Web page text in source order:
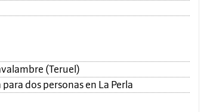
(Teruel)
dos personas en La Perla